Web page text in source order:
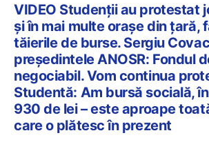
VIDEO Studenții au protestat
și în mai multe orașe din țară,
tăierile de burse. Sergiu
președintele ANOSR: Fondul
negociabil. Vom continua
Studentă: Am bursă socială,
930 de lei – este aproape
care o plătesc în prezent